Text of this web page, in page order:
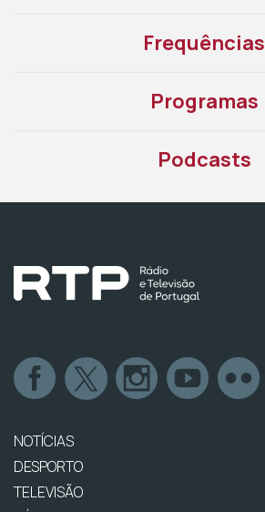
Frequências
Programas
Podcasts
NOTÍCIAS
DESPORTO
TELEVISÃO